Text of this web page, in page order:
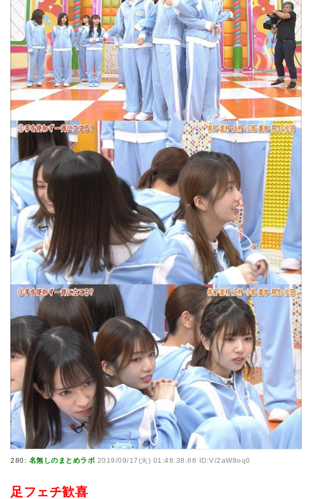
280: 名無しのまとめラボ 2019/09/17(火) 01:48:38.66 ID:V/2aW8oq0
足フェチ歓喜